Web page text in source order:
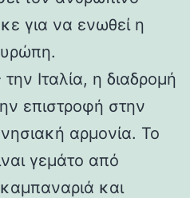
για να ενωθεί η
Ιταλία, η διαδρομή
επιστροφή στην
αρμονία. Το
γεμάτο από
καμπαναριά και